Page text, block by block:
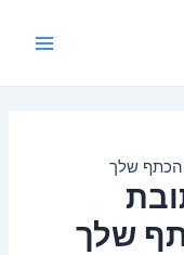
הכתף שלך
שלך